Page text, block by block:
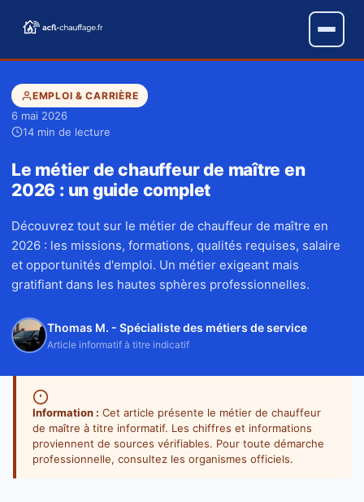
EMPLOI & CARRIÈRE
6 mai 2026
14 min de lecture
Le métier de chauffeur de maître en
2026 : un guide complet
Découvrez tout sur le métier de chauffeur de maître en
2026 : les missions, formations, qualités requises, salaire
et opportunités d'emploi. Un métier exigeant mais
gratifiant dans les hautes sphères professionnelles.
Thomas M. - Spécialiste des métiers de service
Article informatif à titre indicatif
Information : Cet article présente le métier de chauffeur
de maître à titre informatif. Les chiffres et informations
proviennent de sources vérifiables. Pour toute démarche
professionnelle, consultez les organismes officiels.